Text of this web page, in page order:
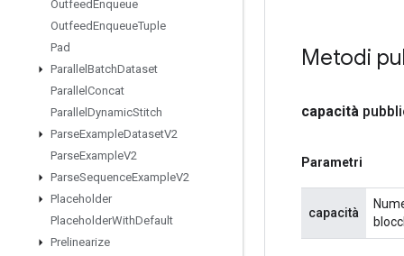
OutfeedEnqueue
OutfeedEnqueueTuple
Pad
Parallel BatchDataset
Parallel Concat
Parallel DynamicStitch
ParseExampleDatasetV2
ParseExampleV2
ParseSequenceExampleV2
Placeholder
PlaceholderWithDefault
Prelinearize
Metodi
capacità
Parametri
capacità